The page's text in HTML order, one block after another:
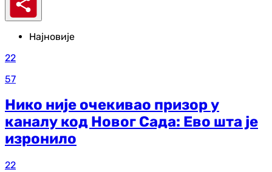
Најновије
22
57
Нико није очекивао призор у
каналу код Новог Сада: Ево шта је
изронило
22